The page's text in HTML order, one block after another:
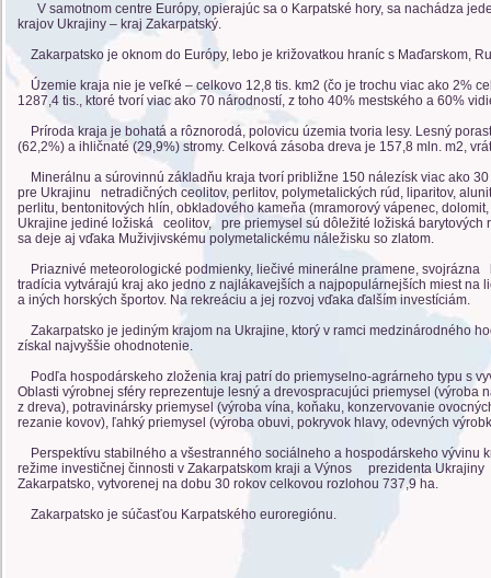
V samotnom centre Európy, opierajúc sa o Karpatské hory, sa nachádza
krajov Ukrajiny – kraj Zakarpatský.
Zakarpatsko je oknom do Európy, lebo je križovatkou hraníc s Maďarskom,
Územie kraja nie je veľké – celkovo 12,8 tis. km2 (čo je trochu viac ako 2%
1287,4 tis., ktoré tvorí viac ako 70 národností, z toho 40% mestského a 60%
Príroda kraja je bohatá a rôznorodá, polovicu územia tvoria lesy. Lesný
(62,2%) a ihličnaté (29,9%) stromy. Celková zásoba dreva je 157,8 mln. m2,
Minerálnu a súrovinnú základňu kraja tvorí približne 150 nálezísk viac ako
pre Ukrajinu netradičných ceolitov, perlitov, polymetalických rúd, liparitov,
perlitu, bentonitových hlín, obkladového kameňa (mramorový vápenec,
Ukrajine jediné ložiská ceolitov, pre priemysel sú dôležité ložiská
sa deje aj vďaka Muživjivskému polymetalickému náležisku so zlatom.
Priaznivé meteorologické podmienky, liečivé minerálne pramene,
tradícia vytvárajú kraj ako jedno z najlákavejších a najpopulárnejších miest
a iných horských športov. Na rekreáciu a jej rozvoj vďaka ďalším investíciám.
Zakarpatsko je jediným krajom na Ukrajine, ktorý v ramci medzinárodného
získal najvyššie ohodnotenie.
Podľa hospodárskeho zloženia kraj patrí do priemyselno-agrárneho typu s
Oblasti výrobnej sféry reprezentuje lesný a drevospracujúci priemysel
z dreva), potravinársky priemysel (výroba vína, koňaku, konzervovanie
rezanie kovov), ľahký priemysel (výroba obuvi, pokryvok hlavy, odevných
Perspektívu stabilného a všestranného sociálneho a hospodárskeho vývinu
režime investičnej činnosti v Zakarpatskom kraji a Výnos prezidenta
Zakarpatsko, vytvorenej na dobu 30 rokov celkovou rozlohou 737,9 ha.
Zakarpatsko je súčasťou Karpatského euroregiónu.